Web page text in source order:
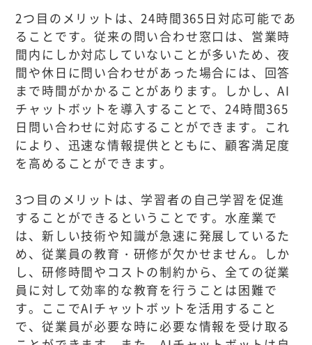
2つ目のメリットは、24時間365日対応可能であ
ることです。従来の問い合わせ窓口は、営業時
間内にしか対応していないことが多いため、夜
間や休日に問い合わせがあった場合には、回答
まで時間がかかることがあります。しかし、AI
チャットボットを導入することで、24時間365
日問い合わせに対応することができます。これ
により、迅速な情報提供とともに、顧客満足度
を高めることができます。
3つ目のメリットは、学習者の自己学習を促進
することができるということです。水産業で
は、新しい技術や知識が急速に発展しているた
め、従業員の教育・研修が欠かせません。しか
し、研修時間やコストの制約から、全ての従業
員に対して効率的な教育を行うことは困難で
す。ここでAIチャットボットを活用すること
で、従業員が必要な時に必要な情報を受け取る